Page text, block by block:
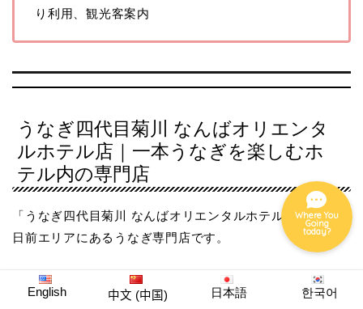
り利用、観光客案内
うなぎ四代目菊川 なんばオリエンタ
ルホテル店｜一本うなぎを楽しむホ
テル内の専門店
「うなぎ四代目菊川 なんばオリエンタルホテル店」は、千
日前エリアにあるうなぎ専門店です。
なんばオリエンタルホテル2階の「なんばセントラルイー
English 中文 (中国) 日本語 한국어
Where You
Going
today?
イベント